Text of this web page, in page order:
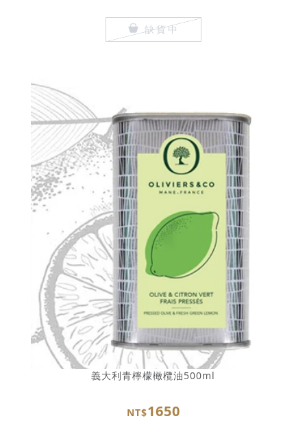
缺貨中
義大利青檸檬橄欖油500ml
NT$1650